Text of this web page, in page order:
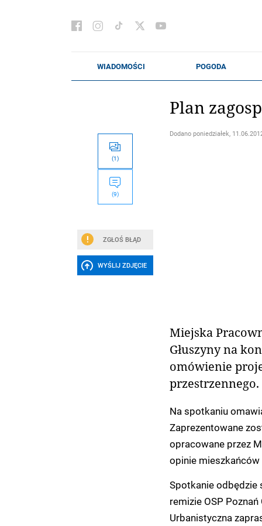
(1)
(9)
ZGŁOŚ BŁĄD
WYŚLIJ ZDJĘCIE
Plan
Dodano poniedziałek,
Miejska
Głuszyny na
omówienie
przestrzennego.
Na spotkaniu
Zaprezentowane
opracowane przez
opinie
Spotkanie odbędzie
remizie OSP
Urbanistyczna